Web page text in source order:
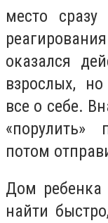
место
оказался
взрослых,
все о себе.
потом
Дом ребенка
найти